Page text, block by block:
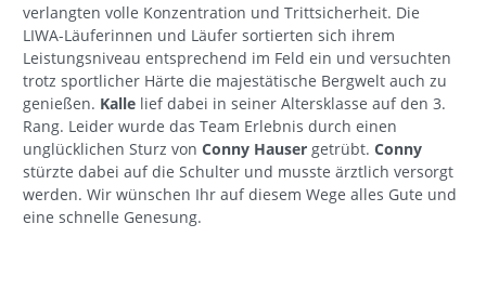
verlangten volle Konzentration und Trittsicherheit. Die
LIWA-Läuferinnen und Läufer sortierten sich ihrem
Leistungsniveau entsprechend im Feld ein und versuchten
trotz sportlicher Härte die majestätische Bergwelt auch zu
genießen. Kalle lief dabei in seiner Altersklasse auf den 3.
Rang. Leider wurde das Team Erlebnis durch einen
unglücklichen Sturz von Conny Hauser getrübt. Conny
stürzte dabei auf die Schulter und musste ärztlich versorgt
werden. Wir wünschen Ihr auf diesem Wege alles Gute und
eine schnelle Genesung.